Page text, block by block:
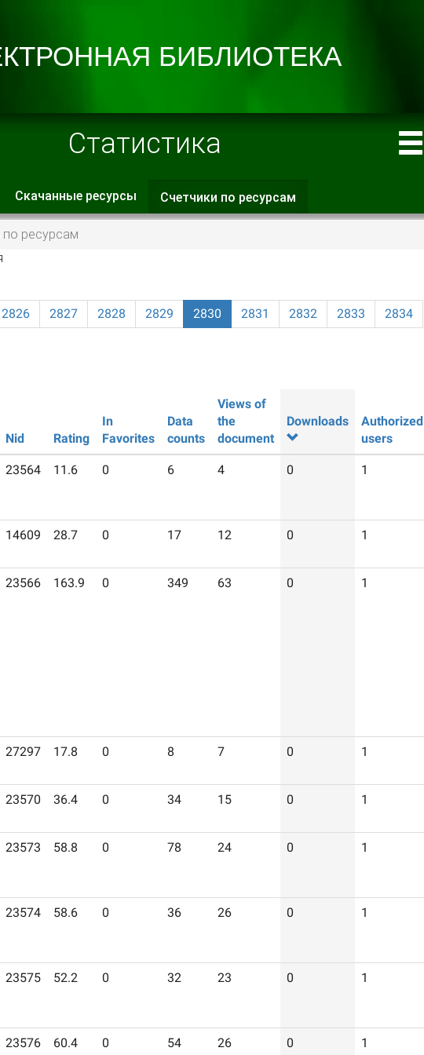
Статистика
Скачанные ресурсы Счетчики по ресурсам
вкладка)
по ресурсам
2826 2827 2828 2829 2830 2831 2832 2833
2834
Nid Rating
In
Favorites
Data
counts
Views of
the
document
Downloads
Authorized
users
23564 11.6 0 6 4 0 1
14609 28.7 0 17 12 0 1
23566 163.9 0 349 63 0 1
27297 17.8 0 8 7 0 1
23570 36.4 0 34 15 0 1
23573 58.8 0 78 24 0 1
23574 58.6 0 36 26 0 1
23575 52.2 0 32 23 0 1
23576 60.4 0 54 26 0 1